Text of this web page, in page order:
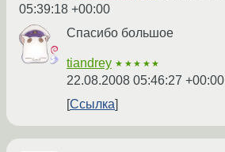
05:39:18 +00:00
Спасибо большое
tiandrey ★★★★★
22.08.2008 05:46:27 +00:00
Ссылка